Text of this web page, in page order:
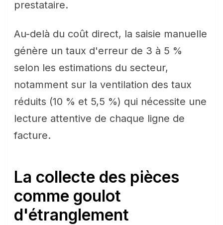
prestataire.
Au-delà du coût direct, la saisie manuelle
génère un taux d'erreur de 3 à 5 %
selon les estimations du secteur,
notamment sur la ventilation des taux
réduits (10 % et 5,5 %) qui nécessite une
lecture attentive de chaque ligne de
facture.
La collecte des pièces
comme goulot
d'étranglement